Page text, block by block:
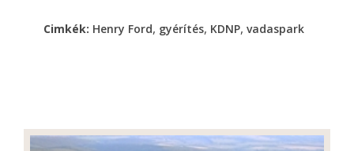
Cimkék: Henry Ford, gyérítés, KDNP, vadaspark